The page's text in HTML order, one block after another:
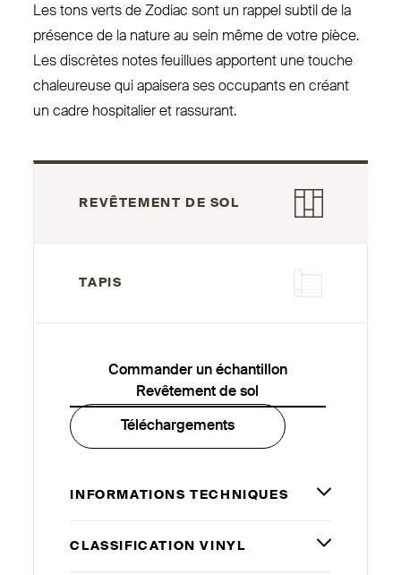
Les tons verts de Zodiac sont un rappel subtil de la
présence de la nature au sein même de votre pièce.
Les discrètes notes feuillues apportent une touche
cha­leureuse qui apaisera ses occupants en créant
un cadre hos­pitalier et rassurant.
REVÊTEMENT DE SOL
TAPIS
Commander un échantillon
Revêtement de sol
Téléchargements
INFORMATIONS TECHNIQUES
CLASSIFICATION VINYL